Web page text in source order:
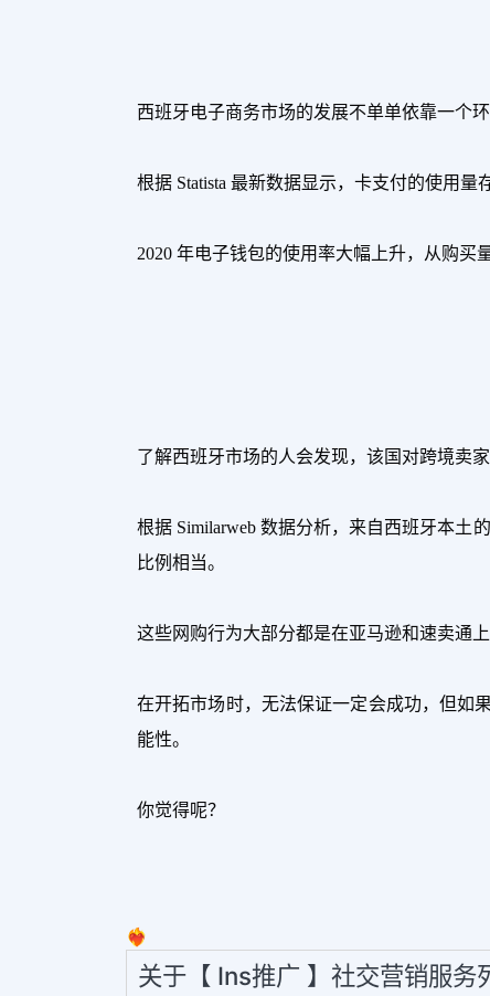
西班牙电子商务市场的发展不单单依靠一个
根据 Statista 最新数据显示，卡支付的使用量
2020 年电子钱包的使用率大幅上升，从购买
了解西班牙市场的人会发现，该国对跨境卖
根据 Similarweb 数据分析，来自西班牙本土
比例相当。
这些网购行为大部分都是在亚马逊和速卖通
在开拓市场时，无法保证一定会成功，但如
能性。
你觉得呢？
❤️‍🔥
关于【 Ins推广 】社交营销服务